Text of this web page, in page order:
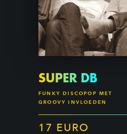
SUPER DB
FUNKY DISCOPOP MET
GROOVY INVLOEDEN
17 EURO